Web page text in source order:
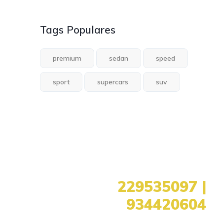
Tags Populares
premium sedan speed
sport supercars suv
229535097 |
934420604